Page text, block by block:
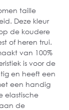
taille
Deze kleur
de koudere
of heren trui.
van 100%
is voor de
en heeft een
een handig
elastische
de